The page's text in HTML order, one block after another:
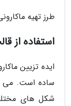
طرز تهیه
استفاده از
ایده تزیین
ساده است. می
شکل های